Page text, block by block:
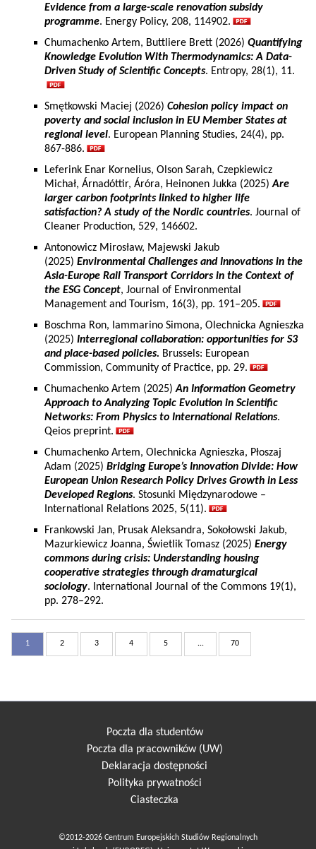
Evidence from a large-scale renovation subsidy
programme. Energy Policy, 208, 114902.
Chumachenko Artem, Buttliere Brett (2026) Quantifying
Knowledge Evolution With Thermodynamics: A Data-
Driven Study of Scientific Concepts. Entropy, 28(1), 11.
Smętkowski Maciej (2026) Cohesion policy impact on
poverty and social inclusion in EU Member States at
regional level. European Planning Studies, 24(4), pp.
867-886.
Leferink Enar Kornelius, Olson Sarah, Czepkiewicz
Michał, Árnadóttir, Áróra, Heinonen Jukka (2025)Are
larger carbon footprints linked to higher life
satisfaction? A study of the Nordic countries. Journal of
Cleaner Production, 529, 146602.
Antonowicz Mirosław, Majewski Jakub
(2025) Environmental Challenges and Innovations in the
Asia-Europe Rail Transport Corridors in the Context of
the ESG Concept, Journal of Environmental
Management and Tourism, 16(3), pp. 191–205.
Boschma Ron, Iammarino Simona, Olechnicka Agnieszka
(2025) Interregional collaboration: opportunities for S3
and place-based policies. Brussels: European
Commission, Community of Practice, pp. 29.
Chumachenko Artem (2025)An Information Geometry
Approach to Analyzing Topic Evolution in Scientific
Networks: From Physics to International Relations.
Qeios preprint.
Chumachenko Artem, Olechnicka Agnieszka, Płoszaj
Adam (2025) Bridging Europe’s Innovation Divide: How
European Union Research Policy Drives Growth in Less
Developed Regions. Stosunki Międzynarodowe –
International Relations 2025, 5(11).
Frankowski Jan, Prusak Aleksandra, Sokołowski Jakub,
Mazurkiewicz Joanna, Świetlik Tomasz (2025) Energy
commons during crisis: Understanding housing
cooperative strategies through dramaturgical
sociology. International Journal of the Commons 19(1),
pp. 278–292.
1 2 3 4 5 ... 70
Poczta dla studentów
Poczta dla pracowników (UW)
Deklaracja dostępności
Polityka prywatności
Ciasteczka
©2012-2026 Centrum Europejskich Studiów Regionalnych